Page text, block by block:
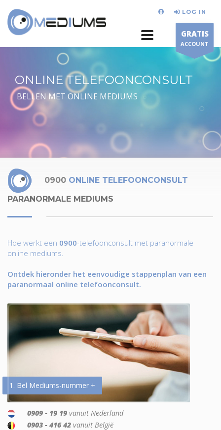
LOG IN
GRATIS
ACCOUNT
ONLINE TELEFOONCONSULT
BELLEN MET ONLINE MEDIUMS
0900 ONLINE TELEFOONCONSULT
PARANORMALE MEDIUMS
Hoe werkt een 0900-telefoonconsult met paranormale
online mediums.
Ontdek hieronder het eenvoudige stappenplan van een
paranormaal online telefoonconsult.
1. Bel Mediums-nummer +
0909 - 19 19 vanuit Nederland
0903 - 416 42 vanuit België